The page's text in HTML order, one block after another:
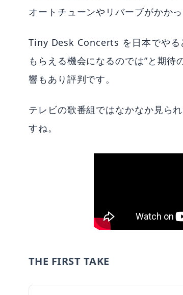
オートチューンやリバーブがかかっ
Tiny Desk Concerts を日本でやる
もらえる機会になるのでは”と期待
響もあり評判です。
テレビの歌番組ではなかなか見ら
すね。
THE FIRST TAKE